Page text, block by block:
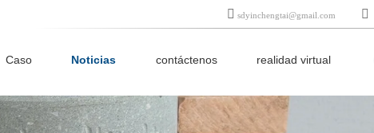
Caso Noticias contáctenos realidad virtual
sdyinchengtai@gmail.com